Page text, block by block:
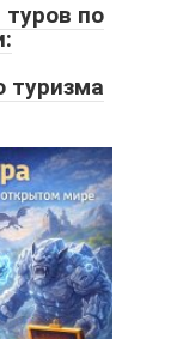
туров по
туризма